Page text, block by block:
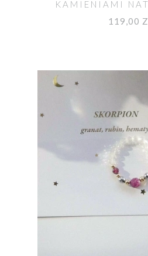
KAMIENIAMI
119,00